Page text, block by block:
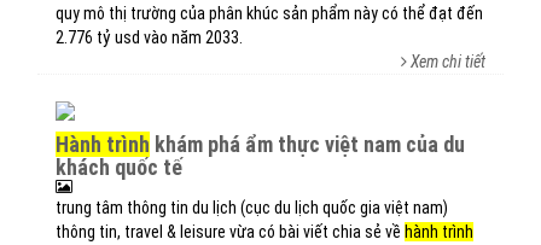
quy mô thị trường của phân khúc sản phẩm này có thể đạt đến
2.776 tỷ usd vào năm 2033.
Xem chi tiết
hành trình khám phá ẩm thực việt nam của du
khách quốc tế
trung tâm thông tin du lịch (cục du lịch quốc gia việt nam)
thông tin, travel & leisure vừa có bài viết chia sẻ về hành trình